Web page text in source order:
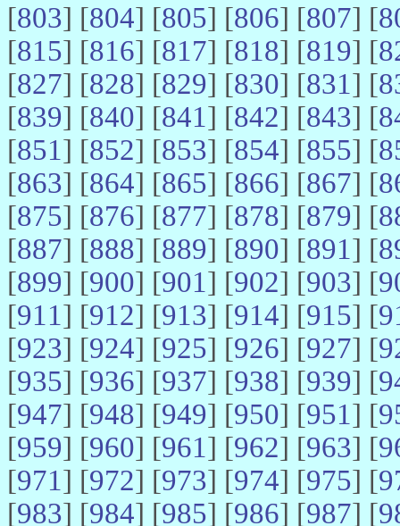
[803] [804] [805] [806] [807] [
[815] [816] [817] [818] [819] [
[827] [828] [829] [830] [831] [
[839] [840] [841] [842] [843] [
[851] [852] [853] [854] [855] [
[863] [864] [865] [866] [867] [
[875] [876] [877] [878] [879] [
[887] [888] [889] [890] [891] [
[899] [900] [901] [902] [903] [
[911] [912] [913] [914] [915] [
[923] [924] [925] [926] [927] [
[935] [936] [937] [938] [939] [
[947] [948] [949] [950] [951] [
[959] [960] [961] [962] [963] [
[971] [972] [973] [974] [975] [
[983] [984] [985] [986] [987] [